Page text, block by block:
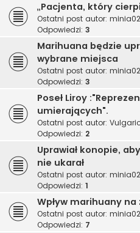
„Pacjenta, który
Ostatni post autor: minia02
Odpowiedzi: 3
Marihuana będzie
wybrane miejsca
Ostatni post autor: minia02
Odpowiedzi: 3
Poseł Liroy
umierających".
Ostatni post autor:
Odpowiedzi: 2
Uprawiał konopie,
nie ukarał
Ostatni post autor: minia02
Odpowiedzi: 1
Wpływ marihuany
Ostatni post autor: minia02
Odpowiedzi: 7